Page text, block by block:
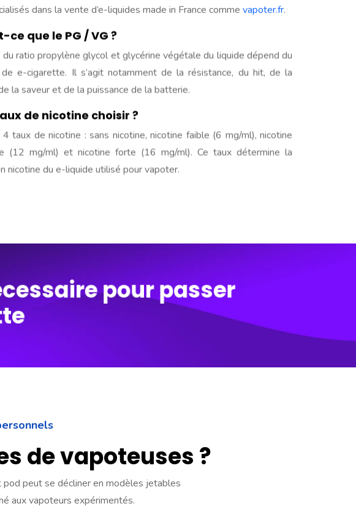
dans la vente d’e-liquides made in France comme vapoter.fr.
ce que le PG / VG ?
du ratio propylène glycol et glycérine végétale du liquide dépend du
e-cigarette. Il s’agit notamment de la résistance, du hit, de la
la saveur et de la puissance de la batterie.
de nicotine choisir ?
taux de nicotine : sans nicotine, nicotine faible (6 mg/ml), nicotine
(12 mg/ml) et nicotine forte (16 mg/ml). Ce taux détermine la
nicotine du e-liquide utilisé pour vapoter.
pour passer
de vapoteuses ?
peut se décliner en modèles jetables
aux vapoteurs expérimentés.